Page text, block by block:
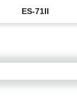
ES-71II